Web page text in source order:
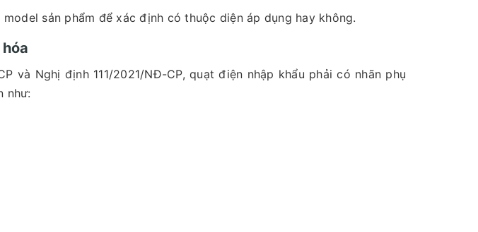
sản phẩm để xác định có thuộc diện áp dụng hay không.
và Nghị định 111/2021/NĐ-CP, quạt điện nhập khẩu phải có nhãn phụ
như: